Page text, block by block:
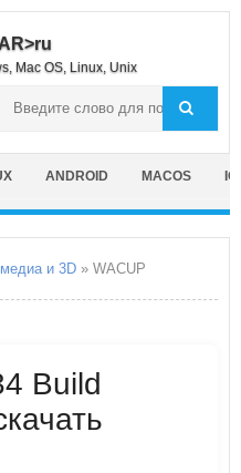
Mac OS, Linux, Unix
ANDROID MACOS
и 3D » WACUP
Build